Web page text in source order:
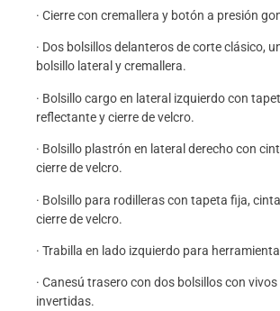
· Cierre con cremallera y botón a presión
· Dos bolsillos delanteros de corte clásico,
bolsillo lateral y cremallera.
· Bolsillo cargo en lateral izquierdo con
reflectante y cierre de velcro.
· Bolsillo plastrón en lateral derecho con
cierre de velcro.
· Bolsillo para rodilleras con tapeta fija,
cierre de velcro.
· Trabilla en lado izquierdo para
· Canesú trasero con dos bolsillos con
invertidas.